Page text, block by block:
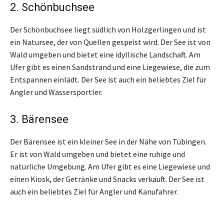
2. Schönbuchsee
Der Schönbuchsee liegt südlich von Holzgerlingen und ist
ein Natursee, der von Quellen gespeist wird. Der See ist von
Wald umgeben und bietet eine idyllische Landschaft. Am
Ufer gibt es einen Sandstrand und eine Liegewiese, die zum
Entspannen einlädt. Der See ist auch ein beliebtes Ziel für
Angler und Wassersportler.
3. Bärensee
Der Bärensee ist ein kleiner See in der Nähe von Tübingen.
Er ist von Wald umgeben und bietet eine ruhige und
natürliche Umgebung. Am Ufer gibt es eine Liegewiese und
einen Kiosk, der Getränke und Snacks verkauft. Der See ist
auch ein beliebtes Ziel für Angler und Kanufahrer.